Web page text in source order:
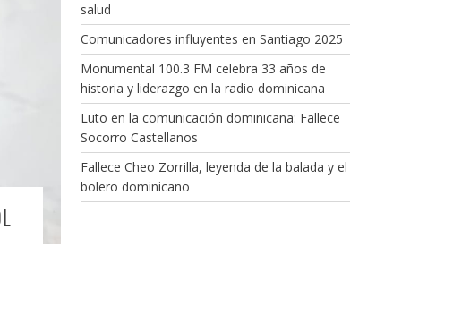
salud
Comunicadores influyentes en Santiago 2025
Monumental 100.3 FM celebra 33 años de
historia y liderazgo en la radio dominicana
Luto en la comunicación dominicana: Fallece
Socorro Castellanos
Fallece Cheo Zorrilla, leyenda de la balada y el
bolero dominicano